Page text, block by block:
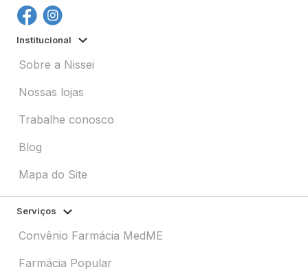
Institucional
Sobre a Nissei
Nossas lojas
Trabalhe conosco
Blog
Mapa do Site
Serviços
Convênio Farmácia MedME
Farmácia Popular